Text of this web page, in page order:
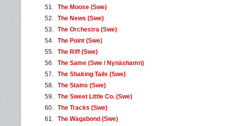
51. The Moose (Swe)
52. The News (Swe)
53. The Orchestra (Swe)
54. The Point (Swe)
55. The Riff (Swe)
56. The Same (Swe / Nynäshamn)
57. The Shaking Tails (Swe)
58. The Stains (Swe)
59. The Sweet Little Co. (Swe)
60. The Tracks (Swe)
61. The Wagabond (Swe)